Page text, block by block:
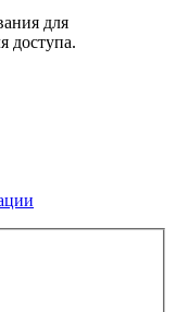
для
доступа.